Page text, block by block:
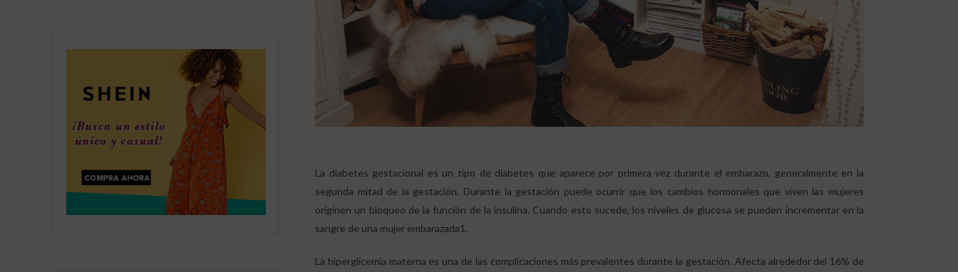
La diabetes gestacional es un tipo de diabetes que aparece por primera vez durante el embarazo, generalmente en la
segunda mitad de la gestación. Durante la gestación puede ocurrir que los cambios hormonales que viven las mujeres
originen un bloqueo de la función de la insulina. Cuando esto sucede, los niveles de glucosa se pueden incrementar en la
sangre de una mujer embarazada1.
La hiperglicemia materna es una de las complicaciones más prevalentes durante la gestación. Afecta alrededor del 16% de